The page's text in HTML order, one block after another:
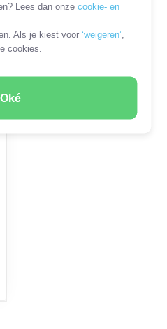
Lees dan onzecookie- en
Als je kiest voor‘weigeren’
cookies.
Oké